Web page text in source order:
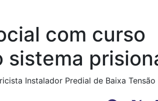
com curso
Instalador Predial de Baixa Tensão